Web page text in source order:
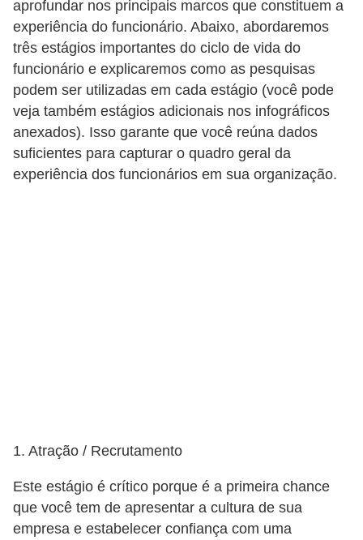
aprofundar nos principais marcos que constituem a
experiência do funcionário. Abaixo, abordaremos
três estágios importantes do ciclo de vida do
funcionário e explicaremos como as pesquisas
podem ser utilizadas em cada estágio (você pode
veja também estágios adicionais nos infográficos
anexados). Isso garante que você reúna dados
suficientes para capturar o quadro geral da
experiência dos funcionários em sua organização.
1. Atração / Recrutamento
Este estágio é crítico porque é a primeira chance
que você tem de apresentar a cultura de sua
empresa e estabelecer confiança com uma
t
o
S
o
f
t
w
l
e
d
e